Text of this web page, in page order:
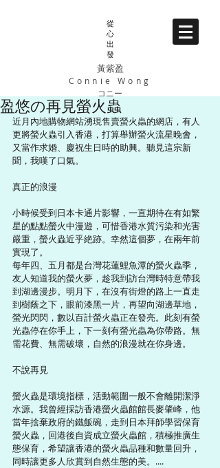
從
心
出
發
黃紫盈
Connie Wong
コニー
盈悠の再見螢火蟲
近月內地購物網站湧現售賣螢火蟲的網店，有人
更將螢火蟲引入香港，打算舉辦螢火流星晚會，
又當作求婚、慶祝生日時的助興。聽見這宗新
聞，我嘆了口氣。
真正的浪漫
小時候受到日本卡通片影響，一直期待在有如繁
星的點點螢火中漫遊，可惜香港水質污染和光害
嚴重，螢火蟲近乎絶跡。幸然這個夢，在兩年前
實現了。
每年四、五月都是台灣花蓮鯉魚潭的螢火蟲季，
友人知道我的螢火夢，趁我到訪台灣時特意帶我
到湖邊漫步。明月下，在沒有街燈的路上一直走
到樹蔭之下，眼前漆黑一片，再望向湖邊草地，
螢光閃閃，數以百計螢火蟲正在發亮。此刻有螢
光蟲停在你手上，下一刻有螢光蟲為你帶路。無
需花費、無需破壞，自然的浪漫就在你身邊。
不說再見
螢火蟲是環境指標，活動範圍一般不會離開潔淨
水源。我曾經採訪香港螢火蟲館館長麥肇峰，他
當年捨棄政府的鐵飯碗，走到日本拜師學習保育
螢火蟲，回港後自資成立螢火蟲館，積極推廣生
態保育，希望讓香港的螢火蟲品種和數量回升，
同時讓更多人欣賞到自然生態的美。....